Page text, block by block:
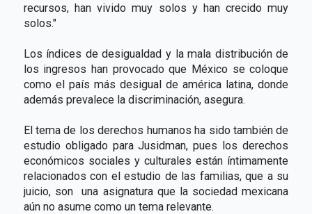
recursos, han vivido muy solos y han crecido muy
solos."
Los índices de desigualdad y la mala distribución de
los ingresos han provocado que México se coloque
como el país más desigual de américa latina, donde
además prevalece la discriminación, asegura.
El tema de los derechos humanos ha sido también de
estudio obligado para Jusidman, pues los derechos
económicos sociales y culturales están íntimamente
relacionados con el estudio de las familias, que a su
juicio, son una asignatura que la sociedad mexicana
aún no asume como un tema relevante.